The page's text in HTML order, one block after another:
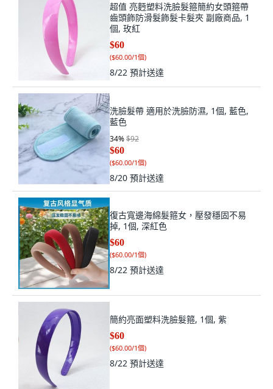
超值 亮麪塑料洗臉髮箍簡約女頭箍帶
齒頭飾防滑髮飾髮卡髮夾 副廠商品, 1
個, 玫紅
$60
($60.00/1個)
8/22 預計送達
洗臉髮帶 適用於洗臉防濕, 1個, 藍色,
藍色
34%$92
$60
($60.00/1個)
8/20 預計送達
復古寬邊海綿髮箍女，壓發穩固不易
掉, 1個, 深紅色
$60
($60.00/1個)
8/22 預計送達
簡約亮面塑料洗臉髮箍, 1個, 紫
$60
($60.00/1個)
8/22 預計送達